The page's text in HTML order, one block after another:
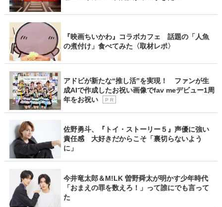
『映画ちいかわ』コラボカフェ 話題の「人魚
の煮付け」食べてみた〈取材レポ〉
アドビが新たな“推し活”を実現！ ファンが生
成AIで作成したお祝い画像でfav meデビュー1周
年をお祝い
P R
佐野勇斗、『トイ・ストーリー５』声優に強い
責任感 大好きだからこそ「裏切らないよう
に」
今井竜太郎＆M!LK 曽野舜太が明かす少年時代
「おまえの罪を数えろ！」って誰にでも言って
た